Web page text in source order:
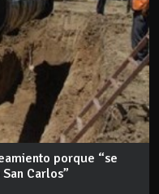
porque “se
Carlos”